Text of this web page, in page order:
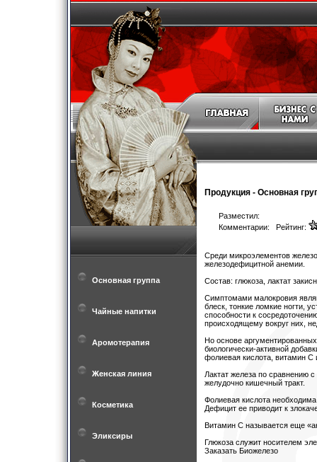
Основная группа
Чайные напитки
Аромотерапия
Женская линия
Косметика
Эликсиры
Продукция - Основная
Разместил:
Комментарии: Рейтинг:
Среди микроэлементов
железодефицитной анемии.
Состав: глюкоза, лактат
Симптомами малокровия
блеск, тонкие ломкие ногти,
способности к
происходящему вокруг них,
Но основе
биологически-активной
фолиевая кислота, витамин С
Лактат железа по сравнению
желудочно кишечный тракт.
Фолиевая кислота
Дефицит ее приводит к
Витамин С называется еще
Глюкоза служит носителем
Заказать Биожелезо